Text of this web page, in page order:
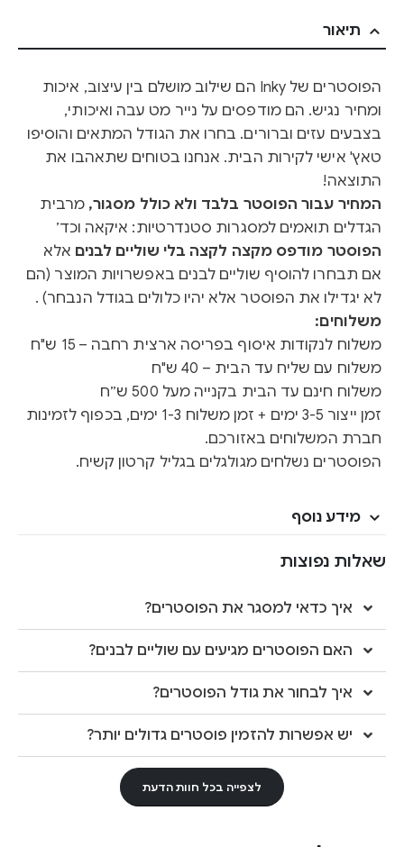
תיאור
הפוסטרים של Inky הם שילוב מושלם בין עיצוב, איכות
ומחיר נגיש. הם מודפסים על נייר מט עבה ואיכותי,
בצבעים עזים וברורים. בחרו את הגודל המתאים והוסיפו
טאץ' אישי לקירות הבית. אנחנו בטוחים שתאהבו את
התוצאה!
המחיר עבור הפוסטר בלבד ולא כולל מסגור, מרבית
הגדלים תואמים למסגרות סטנדרטיות: איקאה וכד׳
הפוסטר מודפס מקצה לקצה בלי שוליים לבנים אלא
אם תבחרו להוסיף שוליים לבנים באפשרויות המוצר (הם
לא יגדילו את הפוסטר אלא יהיו כלולים בגודל הנבחר) .
משלוחים:
משלוח לנקודות איסוף בפריסה ארצית רחבה – 15 ש"ח
משלוח עם שליח עד הבית – 40 ש"ח
משלוח חינם עד הבית בקנייה מעל 500 ש״ח
זמן ייצור 3-5 ימים + זמן משלוח 1-3 ימים, בכפוף לזמינות
חברת המשלוחים באזורכם.
הפוסטרים נשלחים מגולגלים בגליל קרטון קשיח.
מידע נוסף
שאלות נפוצות
איך כדאי למסגר את הפוסטרים?
האם הפוסטרים מגיעים עם שוליים לבנים?
איך לבחור את גודל הפוסטרים?
יש אפשרות להזמין פוסטרים גדולים יותר?
לצפייה בכל חוות הדעת